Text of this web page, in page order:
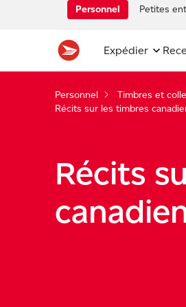
Personnel Petites
Expédier
Personnel
Timbres et
Récits sur les timbres
Récits